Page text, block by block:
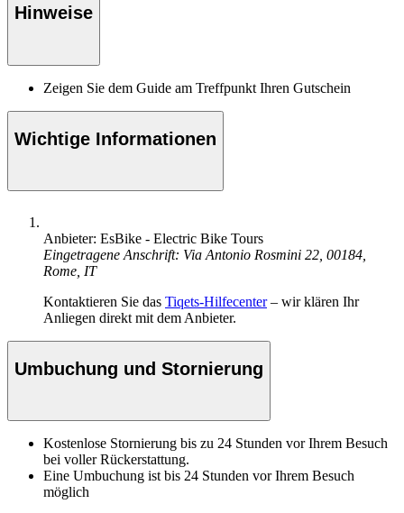
Hinweise
Zeigen Sie dem Guide am Treffpunkt Ihren Gutschein
Wichtige Informationen
Anbieter: EsBike - Electric Bike Tours
Eingetragene Anschrift: Via Antonio Rosmini 22, 00184,
Rome, IT
Kontaktieren Sie das Tiqets-Hilfecenter– wir klären Ihr
Anliegen direkt mit dem Anbieter.
Umbuchung und Stornierung
Kostenlose Stornierung bis zu 24 Stunden vor Ihrem Besuch
bei voller Rückerstattung.
Eine Umbuchung ist bis 24 Stunden vor Ihrem Besuch
möglich